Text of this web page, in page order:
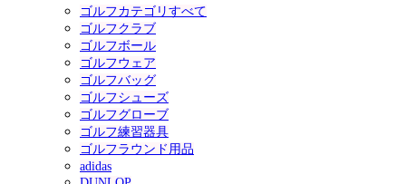
ゴルフカテゴリすべて
ゴルフクラブ
ゴルフボール
ゴルフウェア
ゴルフバッグ
ゴルフシューズ
ゴルフグローブ
ゴルフ練習器具
ゴルフラウンド用品
adidas